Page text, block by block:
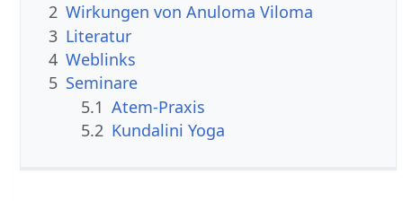
2 Wirkungen von Anuloma Viloma
3 Literatur
4 Weblinks
5 Seminare
5.1 Atem-Praxis
5.2 Kundalini Yoga